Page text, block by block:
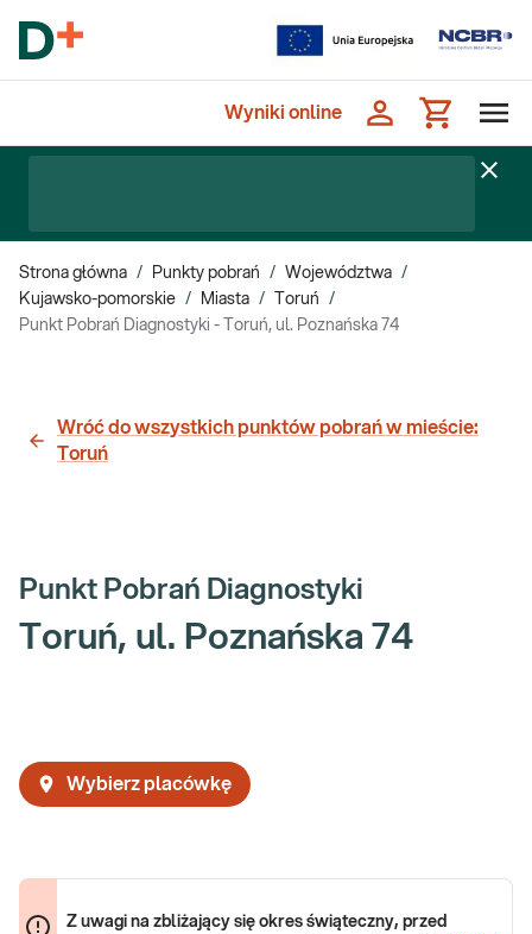
Wyniki online
Strona główna / Punkty pobrań / Województwa /
Kujawsko-pomorskie / Miasta / Toruń
/
Punkt Pobrań Diagnostyki - Toruń, ul. Poznańska 74
Wróć do wszystkich punktów pobrań w mieście:
Toruń
Punkt Pobrań Diagnostyki
Toruń, ul. Poznańska 74
Wybierz placówkę
Z uwagi na zbliżający się okres świąteczny, przed